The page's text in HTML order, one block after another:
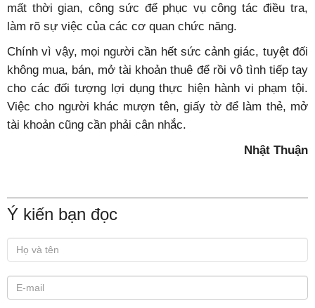
mất thời gian, công sức để phục vụ công tác điều tra,
làm rõ sự việc của các cơ quan chức năng.
Chính vì vậy, mọi người cần hết sức cảnh giác, tuyệt đối
không mua, bán, mở tài khoản thuê để rồi vô tình tiếp tay
cho các đối tượng lợi dụng thực hiện hành vi phạm tội.
Việc cho người khác mượn tên, giấy tờ để làm thẻ, mở
tài khoản cũng cần phải cân nhắc.
Nhật Thuận
Ý kiến bạn đọc